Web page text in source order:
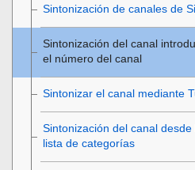
Sintonización de canales de
Sintonización del canal
el número del canal
Sintonizar el canal mediante
Sintonización del canal
lista de categorías